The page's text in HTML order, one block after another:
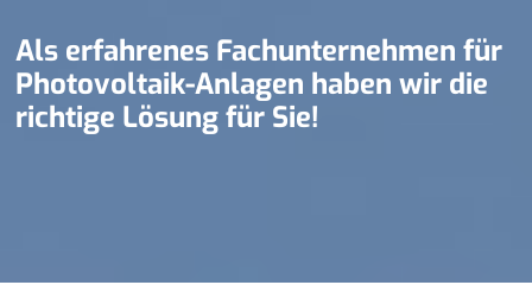
Als erfahrenes Fachunternehmen für
Photovoltaik-Anlagen haben wir die
richtige Lösung für Sie!